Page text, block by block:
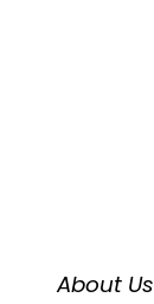
About Us